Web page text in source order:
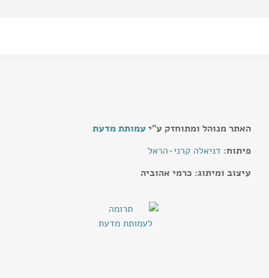
האתר מנוהל ומתוחזק ע"י עמותת מדעת
פיתוח: דניאלה קרני-הראל
עיצוב ומיתוג: כרמי אהוביה